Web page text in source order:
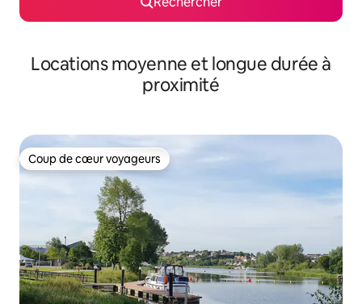
Locations moyenne et longue durée à
proximité
Coup de cœur voyageurs
Coup de cœur voyageurs